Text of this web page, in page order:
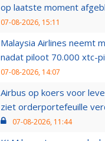
op laatste moment
07-08-2026, 15:11
Malaysia Airlines neemt
nadat piloot 70.000 xtc-
07-08-2026, 14:07
Airbus op koers voor
ziet orderportefeuille
07-08-2026, 11:44